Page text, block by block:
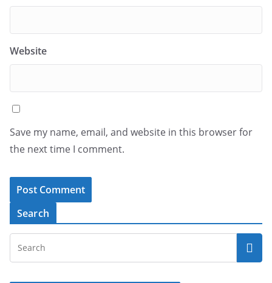
Website
Save my name, email, and website in this browser for
the next time I comment.
Search